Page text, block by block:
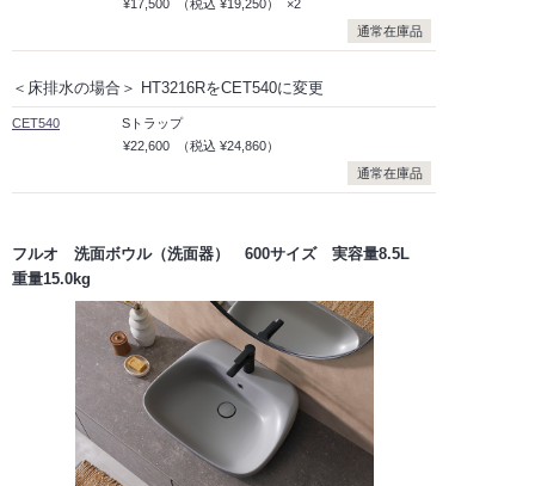
¥17,500
（税込 ¥19,250）
×2
通常在庫品
＜床排水の場合＞ HT3216RをCET540に変更
CET540
Sトラップ
¥22,600
（税込 ¥24,860）
通常在庫品
フルオ 洗面ボウル（洗面器） 600サイズ 実容量8.5L
重量15.0kg